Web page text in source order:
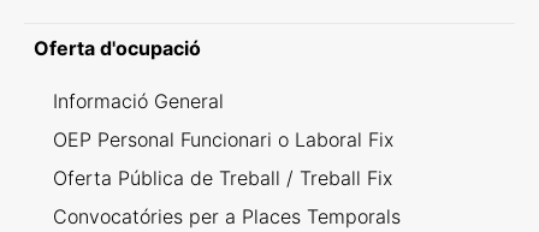
Oferta d'ocupació
Informació General
OEP Personal Funcionari o Laboral Fix
Oferta Pública de Treball / Treball Fix
Convocatóries per a Places Temporals